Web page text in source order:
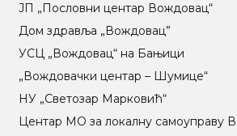
ЈП „Пословни центар Вождовац“
Дом здравља „Вождовац”
УСЦ „Вождовац“ на Бањици
„Вождовачки центар – Шумице“
НУ „Светозар Марковић“
Центар МO за локалну самоуправу